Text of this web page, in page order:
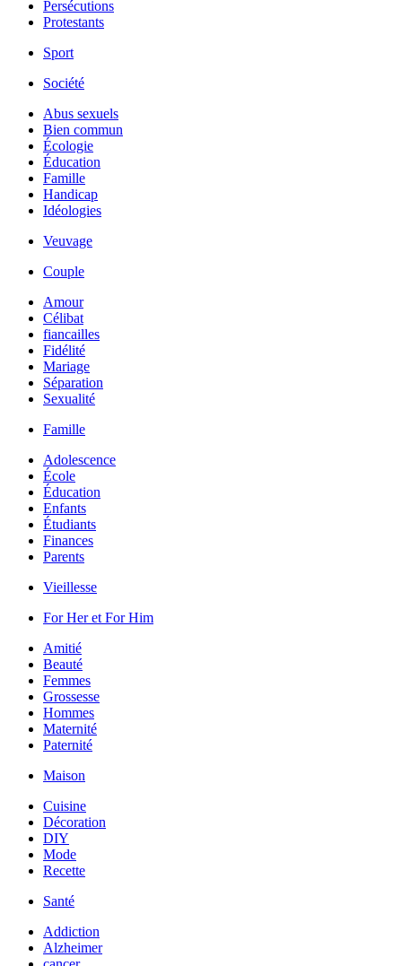
Persécutions
Protestants
Sport
Société
Abus sexuels
Bien commun
Écologie
Éducation
Famille
Handicap
Idéologies
Veuvage
Couple
Amour
Célibat
fiancailles
Fidélité
Mariage
Séparation
Sexualité
Famille
Adolescence
École
Éducation
Enfants
Étudiants
Finances
Parents
Vieillesse
For Her et For Him
Amitié
Beauté
Femmes
Grossesse
Hommes
Maternité
Paternité
Maison
Cuisine
Décoration
DIY
Mode
Recette
Santé
Addiction
Alzheimer